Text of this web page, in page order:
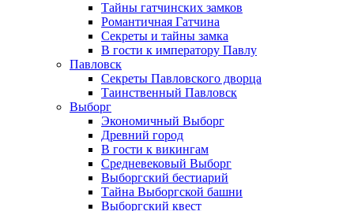
Тайны гатчинских замков
Романтичная Гатчина
Секреты и тайны замка
В гости к императору Павлу
Павловск
Секреты Павловского дворца
Таинственный Павловск
Выборг
Экономичный Выборг
Древний город
В гости к викингам
Средневековый Выборг
Выборгский бестиарий
Тайна Выборгской башни
Выборгский квест